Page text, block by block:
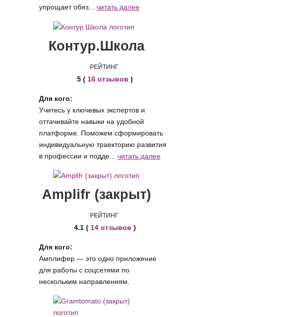
упрощает обяз... читать далее
Контур.Школа
РЕЙТИНГ
5 ( 16 отзывов )
Для кого:
Учитесь у ключевых экспертов и
оттачивайте навыки на удобной
платформе. Поможем сформировать
индивидуальную траекторию развития
в профессии и подде... читать далее
Amplifr (закрыт)
РЕЙТИНГ
4.1 ( 14 отзывов )
Для кого:
Амплифер — это одно приложение
для работы с соцсетями по
нескольким направлениям.